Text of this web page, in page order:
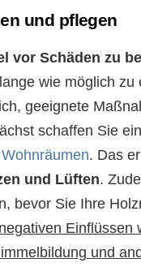
und pflegen
vor Schäden zu
wie möglich zu
geeignete
schaffen Sie
. Das
und Lüften.
bevor Sie Ihre
Einflüssen
und